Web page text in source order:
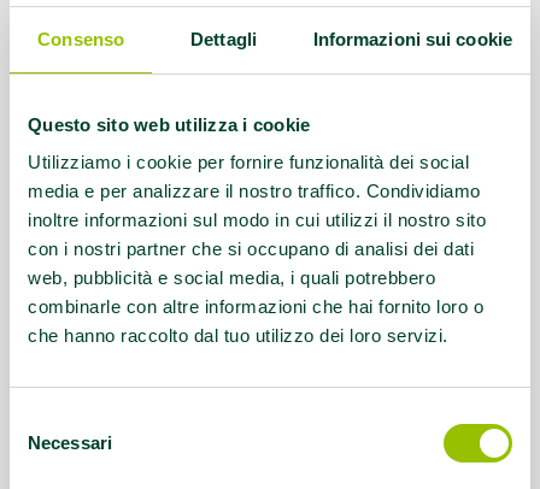
Consenso Dettagli Informazioni sui cookie
Questo sito web utilizza i cookie
Utilizziamo i cookie per fornire funzionalità dei social
media e per analizzare il nostro traffico. Condividiamo
inoltre informazioni sul modo in cui utilizzi il nostro sito
con i nostri partner che si occupano di analisi dei dati
web, pubblicità e social media, i quali potrebbero
combinarle con altre informazioni che hai fornito loro o
che hanno raccolto dal tuo utilizzo dei loro servizi.
delNecessari
socializzazione, gratuita e accessibile a
tutti: bambini, giovani, adulti, studenti,
anziani, persone con disabilità
idSezione=33605
Questo contenuto si trova inIdee e dintorni